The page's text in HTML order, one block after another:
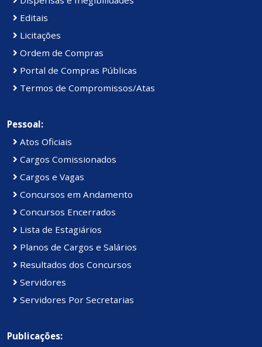
Editais
Licitações
Ordem de Compras
Portal de Compras Públicas
Termos de Compromissos/Atas
Pessoal:
Atos Oficiais
Cargos Comissionados
Cargos e Vagas
Concursos em Andamento
Concursos Encerrados
Lista de Estagiários
Planos de Cargos e Salários
Resultados dos Concursos
Servidores
Servidores Por Secretarias
Publicações: